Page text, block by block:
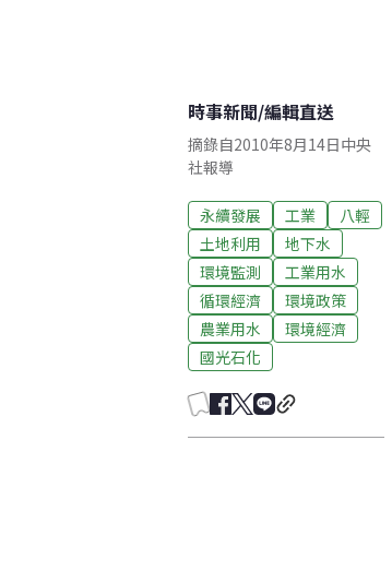
時事新聞/編輯直送
摘錄自2010年8月14日中央
社報導
永續發展 工業
八輕
土地利用
地下水
環境監測
工業用水
循環經濟
環境政策
農業用水
環境經濟
國光石化